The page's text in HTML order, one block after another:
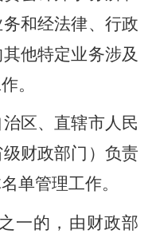
和经法律、行政
他特定业务涉及
。
区、直辖市人民
财政部门）负责
单管理工作。
一的，由财政部